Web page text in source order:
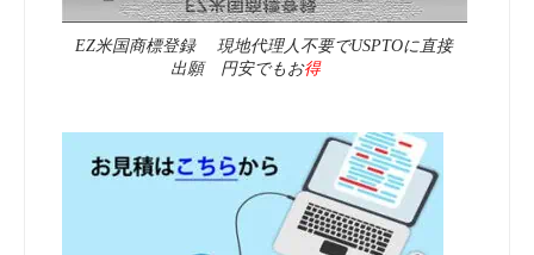
EZ米国商標登録 現地代理人不要でUSPTOに直接
出願 円安でもお得